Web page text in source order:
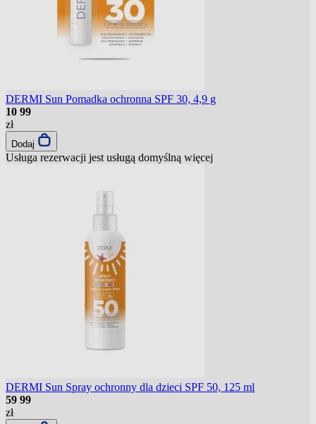
DERMI Sun Pomadka ochronna SPF 30, 4,9 g
10 99
zł
Dodaj
Usługa rezerwacji jest usługą domyślną więcej
DERMI Sun Spray ochronny dla dzieci SPF 50, 125 ml
59 99
zł